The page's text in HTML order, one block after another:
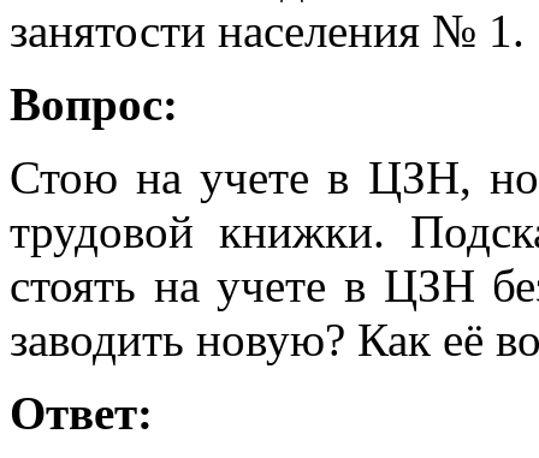
занятости населения № 1.
Вопрос:
Стою на учете в ЦЗН,
трудовой книжки.
стоять на учете в ЦЗН
заводить новую? Как её
Ответ: